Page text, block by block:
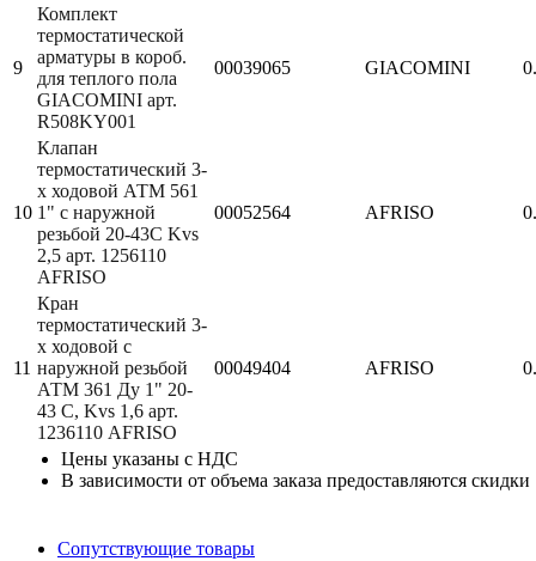
9
Комплект
термостатической
арматуры в короб.
для теплого пола
GIACOMINI арт.
R508KY001
00039065 GIACOMINI
10
Клапан
термостатический 3-
х ходовой АТМ 561
1" с наружной
резьбой 20-43С Kvs
2,5 арт. 1256110
AFRISO
00052564 AFRISO
11
Кран
термостатический 3-
х ходовой с
наружной резьбой
АТМ 361 Ду 1" 20-
43 С, Kvs 1,6 арт.
1236110 AFRISO
00049404 AFRISO
Цены указаны с НДС
В зависимости от объема заказа предоставляются скидки
Сопутствующие товары